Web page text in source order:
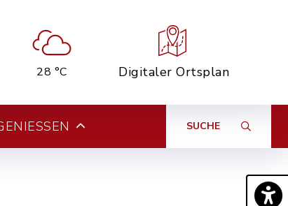
28 °C Digitaler Ortsplan
SUCHE